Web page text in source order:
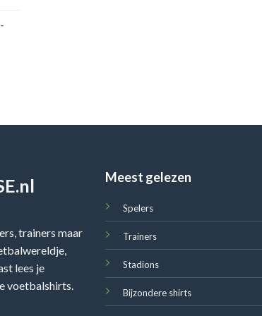
trainers maar
lees je
voetbalshirts.
Meest gelezen
Spelers
Trainers
Stadions
Bijzondere shirts